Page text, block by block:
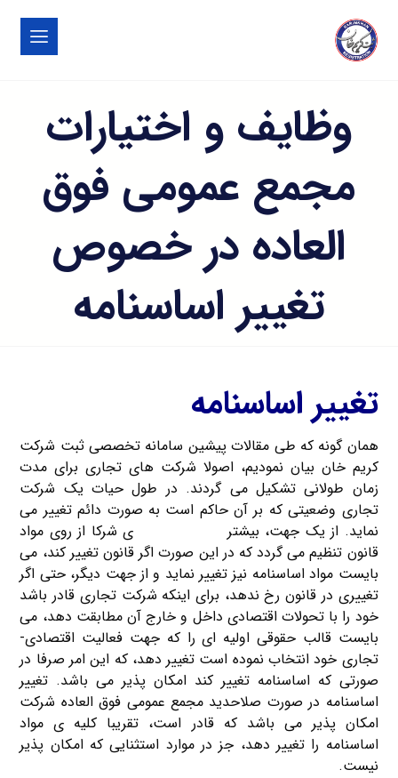
وظایف و اختیارات
مجمع عمومی فوق
العاده در خصوص
تغییر اساسنامه
تغییر اساسنامه
همان گونه که طی مقالات پیشین سامانه تخصصی ثبت شرکت
کریم خان بیان نمودیم، اصولا شرکت های تجاری برای مدت
زمان طولانی تشکیل می گردند. در طول حیات یک شرکت
تجاری وضعیتی که بر آن حاکم است به صورت دائم تغییر می
نماید. از یک جهت، بیشتر
ی شرکا از روی مواد
قانون تنظیم می گردد که در این صورت اگر قانون تغییر کند، می
بایست مواد اساسنامه نیز تغییر نماید و از جهت دیگر، حتی اگر
تغییری در قانون رخ ندهد، برای اینکه شرکت تجاری قادر باشد
خود را با تحولات اقتصادی داخل و خارج آن مطابقت دهد، می
بایست قالب حقوقی اولیه ای را که جهت فعالیت اقتصادی-
تجاری خود انتخاب نموده است تغییر دهد، که این امر صرفا در
صورتی که اساسنامه تغییر کند امکان پذیر می باشد. تغییر
اساسنامه در صورت صلاحدید مجمع عمومی فوق العاده شرکت
امکان پذیر می باشد که قادر است، تقریبا کلیه ی مواد
اساسنامه را تغییر دهد، جز در موارد استثنایی که امکان پذیر
نیست.